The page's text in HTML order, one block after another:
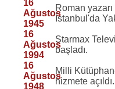
16
Ağustos
1945
Roman yazarı
İstanbul'da
16
Ağustos
1994
Starmax
başladı.
16
Ağustos
1948
Milli
hizmete açıldı.